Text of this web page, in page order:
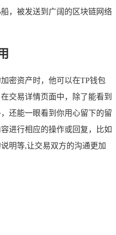
，被发送到广阔的区块链网络
密资产时，他可以在TP钱包
交易详情页面中，除了能看到
还能一眼看到你用心留下的留
进行相应的操作或回复，比如
明等,让交易双方的沟通更加